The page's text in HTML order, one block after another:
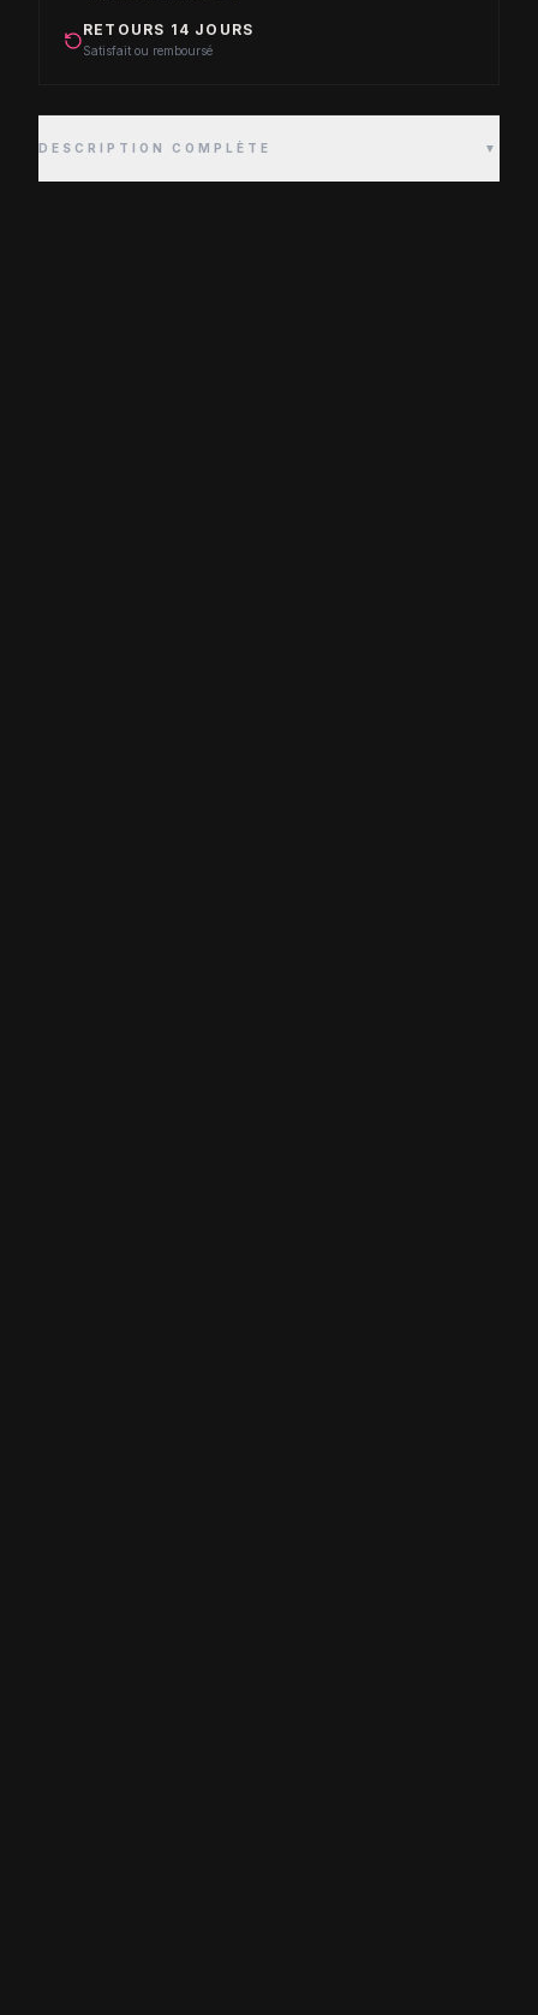
RETOURS 14 JOURS
Satisfait ou remboursé
DESCRIPTION COMPLÈTE ▼